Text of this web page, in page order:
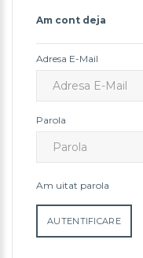
Am cont deja
Adresa E-Mail
Parola
Am uitat parola